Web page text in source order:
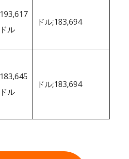
193,617
ドル
ドル;183,694
183,645
ドル
ドル;183,694